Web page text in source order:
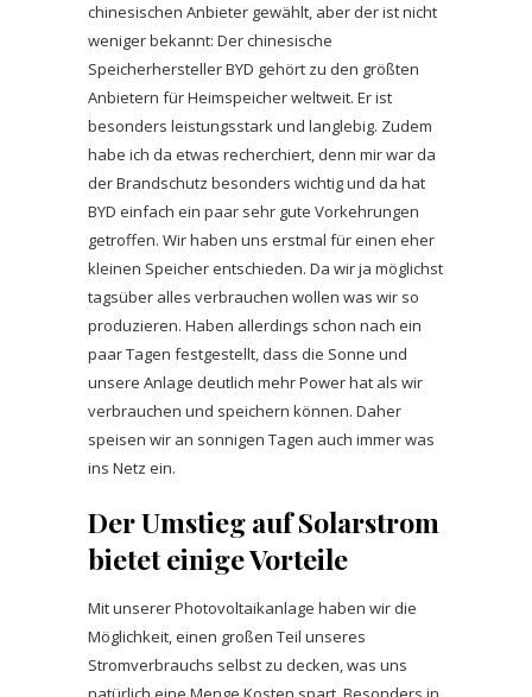
chinesischen Anbieter gewählt, aber der ist nicht
weniger bekannt: Der chinesische
Speicherhersteller BYD gehört zu den größten
Anbietern für Heimspeicher weltweit. Er ist
besonders leistungsstark und langlebig. Zudem
habe ich da etwas recherchiert, denn mir war da
der Brandschutz besonders wichtig und da hat
BYD einfach ein paar sehr gute Vorkehrungen
getroffen. Wir haben uns erstmal für einen eher
kleinen Speicher entschieden. Da wir ja möglichst
tagsüber alles verbrauchen wollen was wir so
produzieren. Haben allerdings schon nach ein
paar Tagen festgestellt, dass die Sonne und
unsere Anlage deutlich mehr Power hat als wir
verbrauchen und speichern können. Daher
speisen wir an sonnigen Tagen auch immer was
ins Netz ein.
Der Umstieg auf Solarstrom
bietet einige Vorteile
Mit unserer Photovoltaikanlage haben wir die
Möglichkeit, einen großen Teil unseres
Stromverbrauchs selbst zu decken, was uns